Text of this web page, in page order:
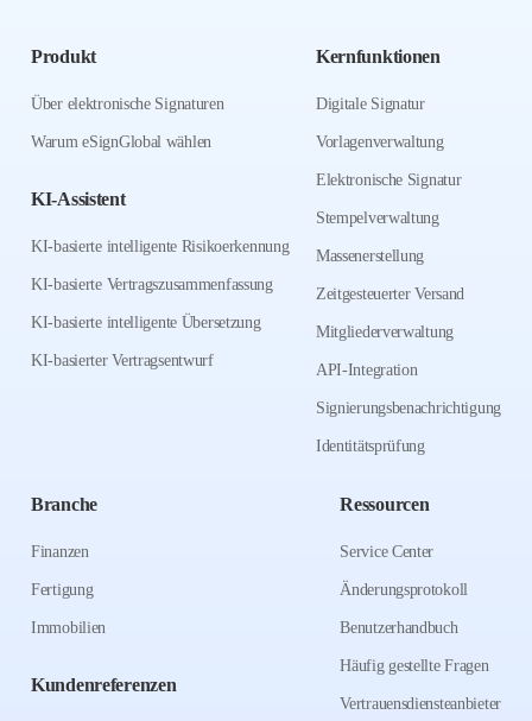
Produkt
Über elektronische Signaturen
Warum eSignGlobal wählen
KI-Assistent
KI-basierte intelligente Risikoerkennung
KI-basierte Vertragszusammenfassung
KI-basierte intelligente Übersetzung
KI-basierter Vertragsentwurf
Kernfunktionen
Digitale Signatur
Vorlagenverwaltung
Elektronische Signatur
Stempelverwaltung
Massenerstellung
Zeitgesteuerter Versand
Mitgliederverwaltung
API-Integration
Signierungsbenachrichtigung
Identitätsprüfung
Branche
Finanzen
Fertigung
Immobilien
Kundenreferenzen
Ressourcen
Service Center
Änderungsprotokoll
Benutzerhandbuch
Häufig gestellte Fragen
Vertrauensdiensteanbieter